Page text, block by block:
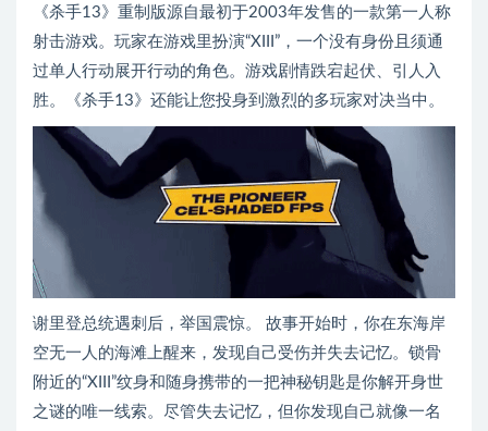
《杀手13》重制版源自最初于2003年发售的一款第一人称
射击游戏。玩家在游戏里扮演“XIII”，一个没有身份且须通
过单人行动展开行动的角色。游戏剧情跌宕起伏、引人入
胜。《杀手13》还能让您投身到激烈的多玩家对决当中。
谢里登总统遇刺后，举国震惊。 故事开始时，你在东海岸
空无一人的海滩上醒来，发现自己受伤并失去记忆。锁骨
附近的“XIII”纹身和随身携带的一把神秘钥匙是你解开身世
之谜的唯一线索。尽管失去记忆，但你发现自己就像一名